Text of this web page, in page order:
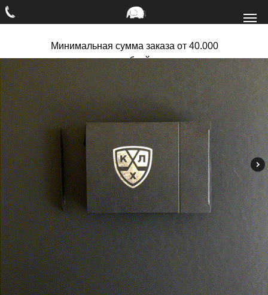
Минимальная сумма заказа от 40.000
рублей